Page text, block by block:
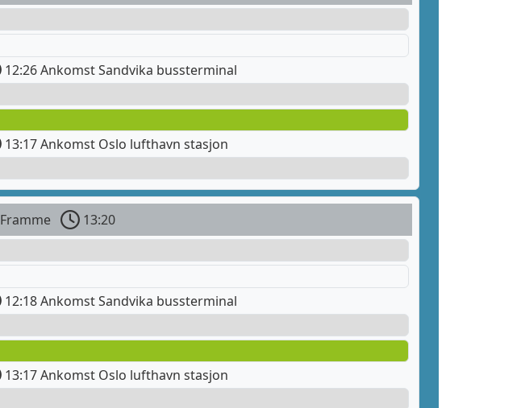
12:26 Ankomst Sandvika bussterminal
13:17 Ankomst Oslo lufthavn stasjon
Framme
13:20
12:18 Ankomst Sandvika bussterminal
13:17 Ankomst Oslo lufthavn stasjon